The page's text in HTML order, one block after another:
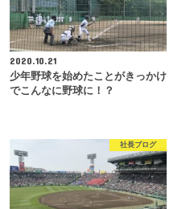
2020.10.21
少年野球を始めたことがきっかけ
でこんなに野球に！？
社長ブログ